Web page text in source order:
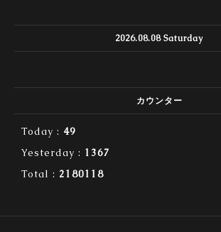
2026.08.08 Saturday
カウンター
Today : 49
Yesterday : 1367
Total : 2180118